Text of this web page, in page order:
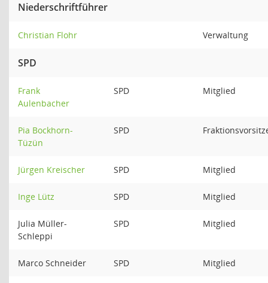
Niederschriftführer
Christian Flohr Verwaltung
SPD
Frank
Aulenbacher
SPD Mitglied
Pia Bockhorn-
Tüzün
SPD
Jürgen Kreischer SPD Mitglied
Inge Lütz SPD Mitglied
Julia Müller-
Schleppi
SPD Mitglied
Marco Schneider SPD Mitglied